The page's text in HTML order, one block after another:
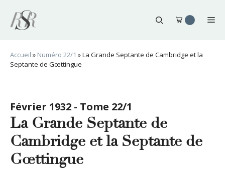
contenu
Accueil » Numéro 22/1 »La Grande Septante de Cambridge et la
Septante de Gœttingue
Février 1932 - Tome 22/1
La Grande Septante de
Cambridge et la Septante de
Gœttingue